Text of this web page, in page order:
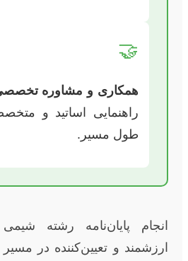
🤝
همکاری و مشاوره
راهنمایی اساتید و
طول مسیر.
انجام پایان‌نامه رشته
ارزشمند و تعیین‌کننده در